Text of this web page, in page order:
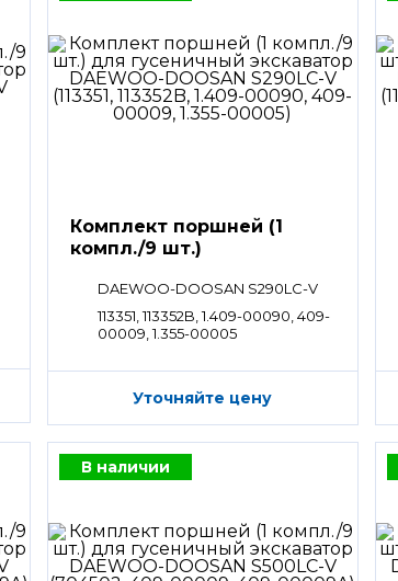
Комплект поршней (1
компл./9 шт.)
DAEWOO-DOOSAN S290LC-V
113351, 113352B, 1.409-00090, 409-
00009, 1.355-00005
Уточняйте цену
В наличии